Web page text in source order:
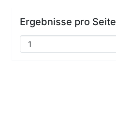
Ergebnisse pro Seite